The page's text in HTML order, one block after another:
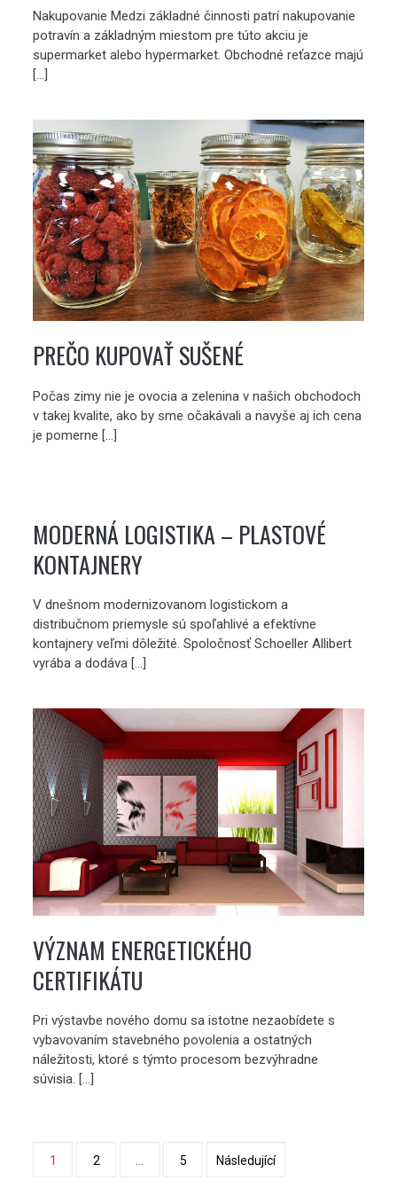
Nakupovanie Medzi základné činnosti patrí nakupovanie
potravín a základným miestom pre túto akciu je
supermarket alebo hypermarket. Obchodné reťazce majú
[…]
PREČO KUPOVAŤ SUŠENÉ
Počas zimy nie je ovocia a zelenina v našich obchodoch
v takej kvalite, ako by sme očakávali a navyše aj ich cena
je pomerne […]
MODERNÁ LOGISTIKA – PLASTOVÉ
KONTAJNERY
V dnešnom modernizovanom logistickom a
distribučnom priemysle sú spoľahlivé a efektívne
kontajnery veľmi dôležité. Spoločnosť Schoeller Allibert
vyrába a dodáva […]
VÝZNAM ENERGETICKÉHO
CERTIFIKÁTU
Pri výstavbe nového domu sa istotne nezaobídete s
vybavovaním stavebného povolenia a ostatných
náležitosti, ktoré s týmto procesom bezvýhradne
súvisia. […]
Stránkování
1 2 … 5 Následující